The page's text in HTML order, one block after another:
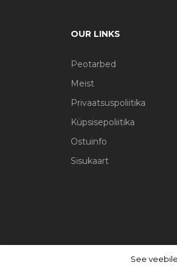
OUR LINKS
Peotarbed
Meist
Privaatsuspoliitika
Küpsisepoliitika
Ostuinfo
Sisukaart
See